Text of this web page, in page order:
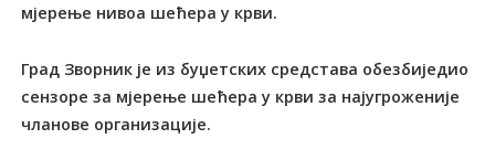
мјерење нивоа шећера у крви.
Град Зворник је из буџетских средстава обезбиједио
сензоре за мјерење шећера у крви за најугроженије
чланове организације.